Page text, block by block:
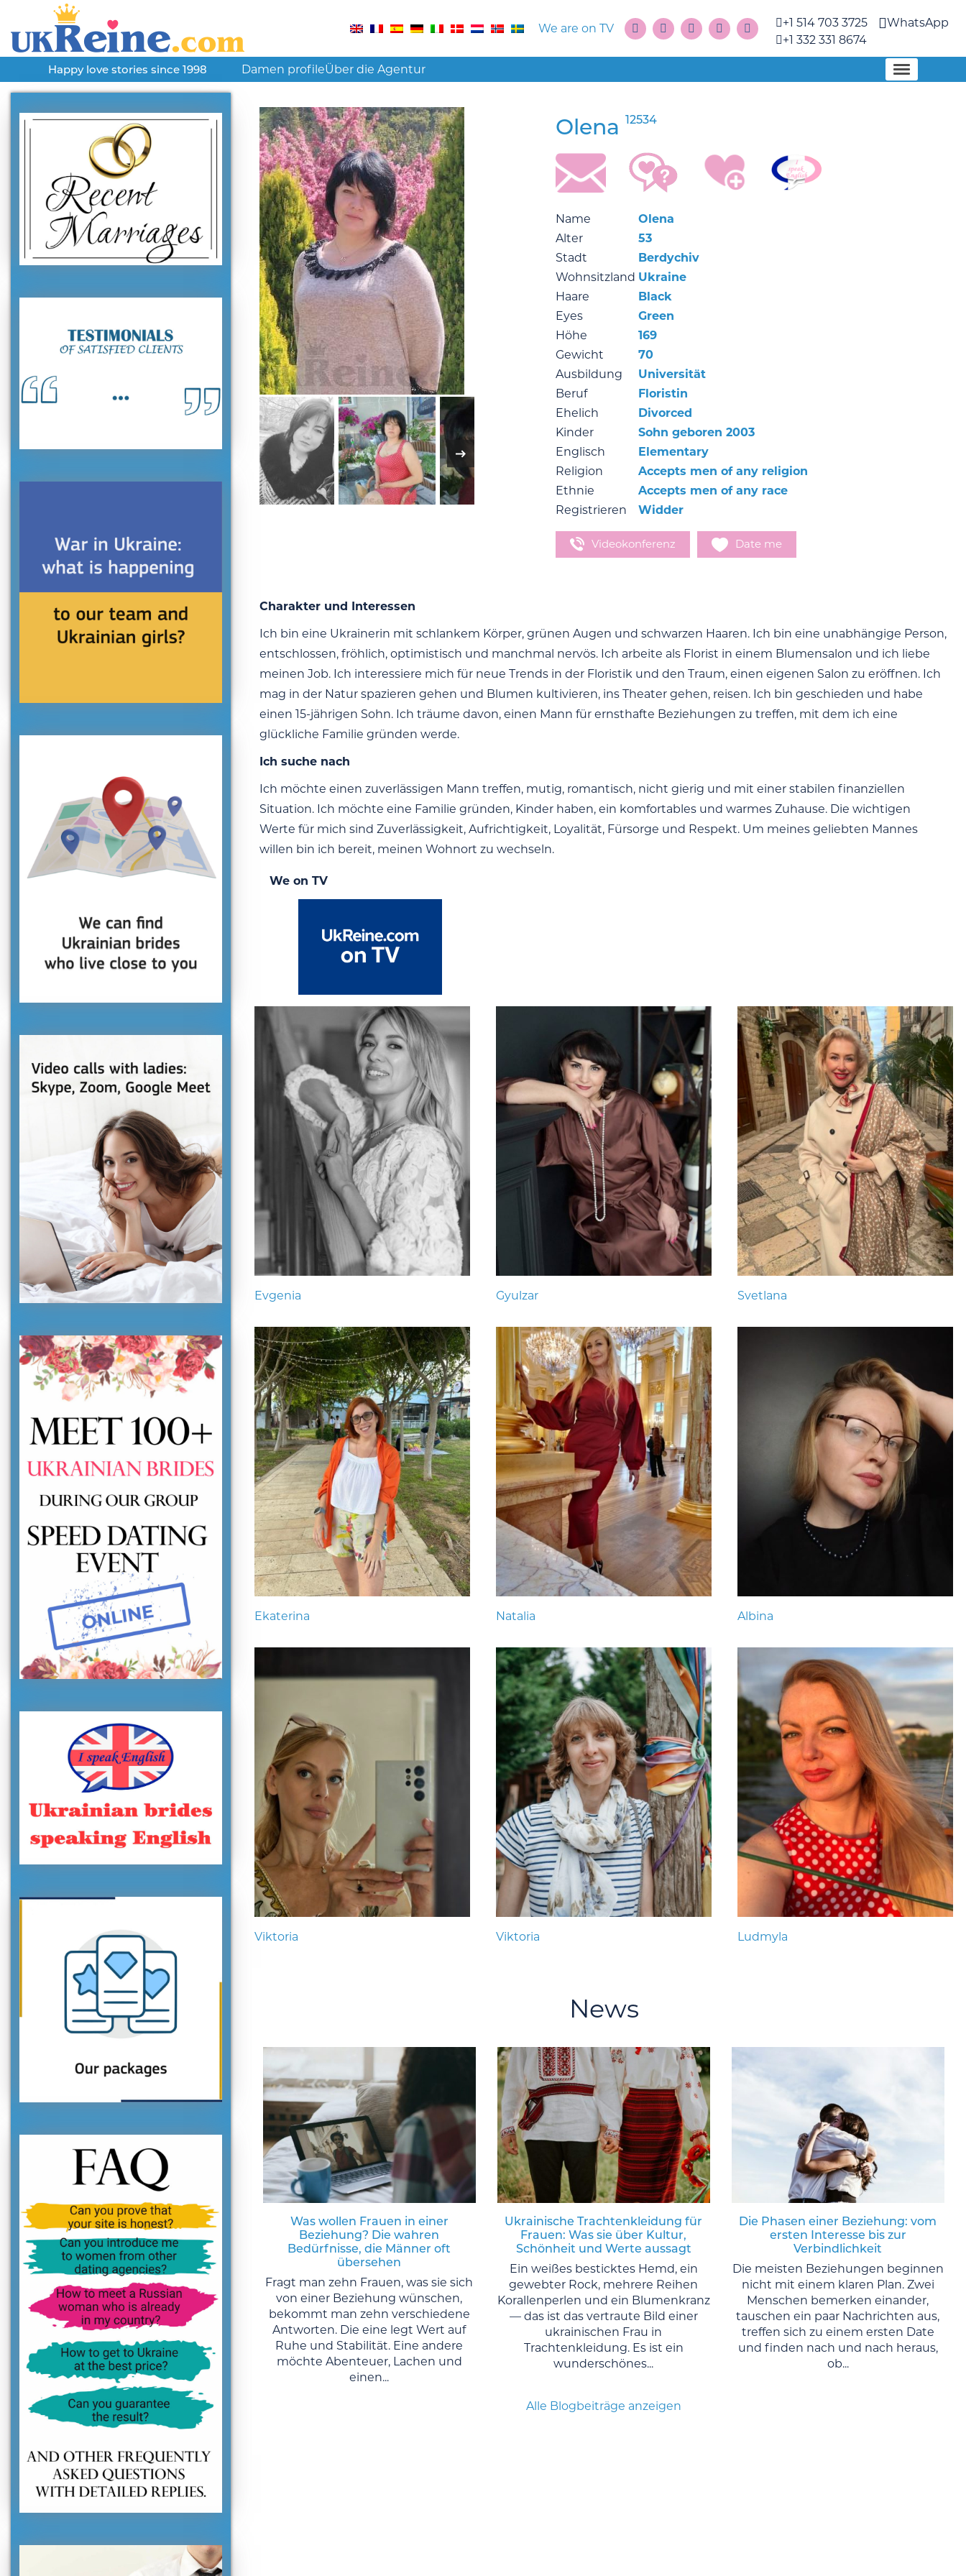
We are on TV
+1 514 703 3725
+1 332 331 8674
WhatsApp
Happy love stories since 1998 Damen profileÜber die Agentur
Olena 12534
Name
Olena
Alter
53
Stadt
Berdychiv
Wohnsitzland Ukraine
Haare
Black
Eyes
Green
Höhe
169
Gewicht
70
Ausbildung
Universität
Beruf
Floristin
Ehelich
Divorced
Kinder
Sohn geboren 2003
Englisch
Elementary
Religion
Accepts men of any religion
Ethnie
Accepts men of any race
Registrieren
Widder
Videokonferenz Date me
Charakter und Interessen
Ich bin eine Ukrainerin mit schlankem Körper, grünen Augen und schwarzen Haaren. Ich bin eine unabhängige Person,
entschlossen, fröhlich, optimistisch und manchmal nervös. Ich arbeite als Florist in einem Blumensalon und ich liebe
meinen Job. Ich interessiere mich für neue Trends in der Floristik und den Traum, einen eigenen Salon zu eröffnen. Ich
mag in der Natur spazieren gehen und Blumen kultivieren, ins Theater gehen, reisen. Ich bin geschieden und habe
einen 15-jährigen Sohn. Ich träume davon, einen Mann für ernsthafte Beziehungen zu treffen, mit dem ich eine
glückliche Familie gründen werde.
Ich suche nach
Ich möchte einen zuverlässigen Mann treffen, mutig, romantisch, nicht gierig und mit einer stabilen finanziellen
Situation. Ich möchte eine Familie gründen, Kinder haben, ein komfortables und warmes Zuhause. Die wichtigen
Werte für mich sind Zuverlässigkeit, Aufrichtigkeit, Loyalität, Fürsorge und Respekt. Um meines geliebten Mannes
willen bin ich bereit, meinen Wohnort zu wechseln.
We on TV
Evgenia Gyulzar Svetlana
Ekaterina Natalia Albina
Viktoria Viktoria Ludmyla
News
Was wollen Frauen in einer
Beziehung? Die wahren
Bedürfnisse, die Männer oft
übersehen
Fragt man zehn Frauen, was sie sich
von einer Beziehung wünschen,
bekommt man zehn verschiedene
Antworten. Die eine legt Wert auf
Ruhe und Stabilität. Eine andere
möchte Abenteuer, Lachen und
einen...
Ukrainische Trachtenkleidung für
Frauen: Was sie über Kultur,
Schönheit und Werte aussagt
Ein weißes besticktes Hemd, ein
gewebter Rock, mehrere Reihen
Korallenperlen und ein Blumenkranz
— das ist das vertraute Bild einer
ukrainischen Frau in
Trachtenkleidung. Es ist ein
wunderschönes...
Die Phasen einer Beziehung: vom
ersten Interesse bis zur
Verbindlichkeit
Die meisten Beziehungen beginnen
nicht mit einem klaren Plan. Zwei
Menschen bemerken einander,
tauschen ein paar Nachrichten aus,
treffen sich zu einem ersten Date
und finden nach und nach heraus,
ob...
Alle Blogbeiträge anzeigen